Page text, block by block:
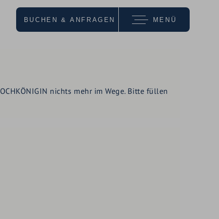
MENÜ
wir empfehlen
BUCHEN & ANFRAGEN
nichts mehr im Wege. Bitte füllen